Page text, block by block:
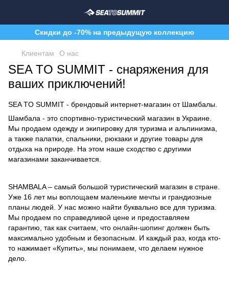
Скидки до -70% на предыдущую коллекцию
Клиентам О нас
SEA TO SUMMIT - снаряжения для
ваших приключений!
SEA TO SUMMIT - брендовый интернет-магазин от Шамбалы.
Шамбала - это спортивно-туристический магазин в Украине.
Мы продаем одежду и экипировку для туризма и альпинизма,
а также палатки, спальники, рюкзаки и другие товары для
отдыха на природе. На этом наше сходство с другими
магазинами заканчивается.
SHAMBALA – самый большой туристический магазин в стране.
Уже 16 лет мы воплощаем маленькие мечты и грандиозные
планы людей. У нас можно найти буквально все для туризма.
Мы продаем по справедливой цене и предоставляем
гарантию, так как считаем, что онлайн-шопинг должен быть
максимально удобным и безопасным. И каждый раз, когда кто-
то нажимает «Купить», мы понимаем, что делаем нужное
дело.